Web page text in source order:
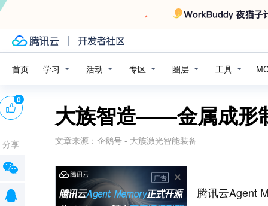
首页 学习 活动 专区 圈层 工具
大族智造——金属成形
文章来源： 企鹅号 - 大族激光智能装备
广告
腾讯云Agent
0
分享